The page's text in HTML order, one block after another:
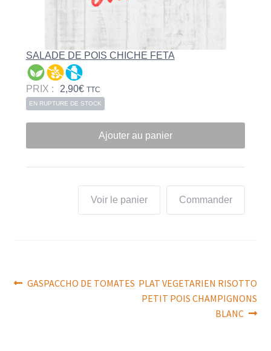
SALADE DE POIS CHICHE FETA
PRIX : 2,90€ TTC
EN RUPTURE DE STOCK
Ajouter au panier
Commander
Voir le panier
Navigation
Article
GASPACCHO DE TOMATES Article
suivant :
PLAT VEGETARIEN RISOTTO
PETIT POIS CHAMPIGNONS
BLANC